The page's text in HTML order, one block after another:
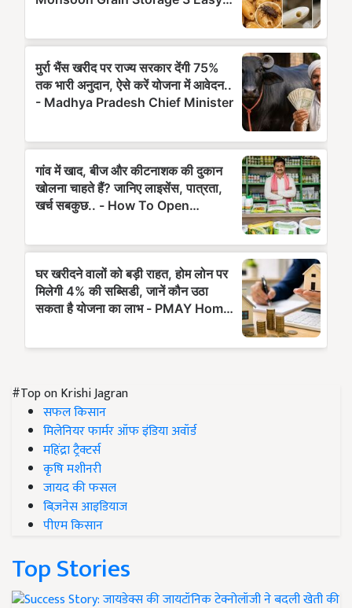
#Top on Krishi Jagran
सफल किसान
मिलेनियर फार्मर ऑफ इंडिया अवॉर्ड
महिंद्रा ट्रैक्टर्स
कृषि मशीनरी
जायद की फसल
बिज़नेस आइडियाज
पीएम किसान
Top Stories